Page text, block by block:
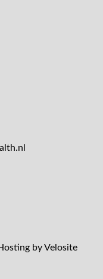
by Velosite